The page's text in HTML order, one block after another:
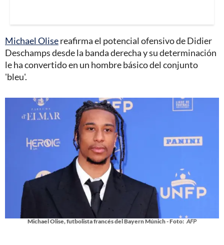
Michael Olisereafirma el potencial ofensivo de Didier
Deschamps desde la banda derecha y su determinación
le ha convertido en un hombre básico del conjunto
'bleu'.
Michael Olise, futbolista francés del Bayern Múnich - Foto: AFP